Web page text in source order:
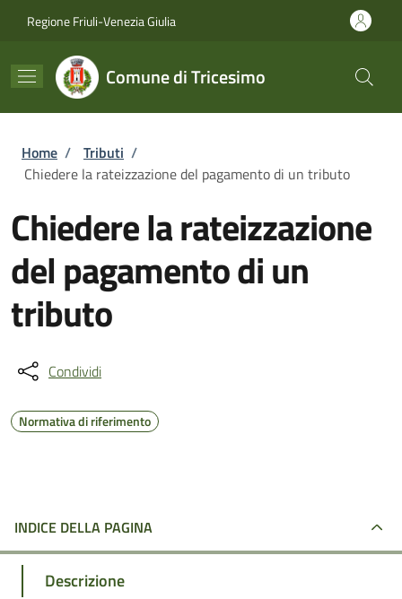
Regione Friuli-Venezia Giulia
Comune di Tricesimo
Briciole di pane
Home / Tributi /
Chiedere la rateizzazione del pagamento di un tributo
Chiedere la rateizzazione
del pagamento di un
tributo
Condividi
Normativa di riferimento
INDICE DELLA PAGINA
Descrizione